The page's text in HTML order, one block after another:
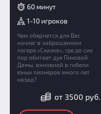
60 минут
1-10 игроков
Чем обернется для Вас
ночлег в заброшенном
лагере «Сказка», где до сих
пор обитает дух Пиковой
Дамы, виновной в гибели
юных пионеров много лет
назад?
от 3500 руб.